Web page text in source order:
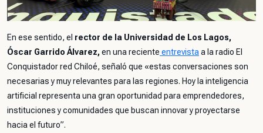
En ese sentido, el rector de la Universidad de Los Lagos,
Óscar Garrido Álvarez, en una reciente entrevistaa la radio El
Conquistador red Chiloé, señaló que «estas conversaciones son
necesarias y muy relevantes para las regiones. Hoy la inteligencia
artificial representa una gran oportunidad para emprendedores,
instituciones y comunidades que buscan innovar y proyectarse
hacia el futuro”.